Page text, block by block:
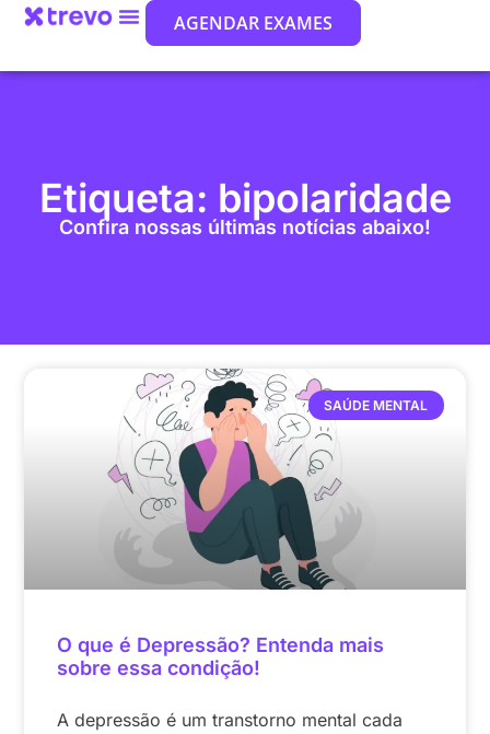
AGENDAR EXAMES
Etiqueta: bipolaridade
Confira nossas últimas notícias abaixo!
SAÚDE MENTAL
O que é Depressão? Entenda mais
sobre essa condição!
A depressão é um transtorno mental cada